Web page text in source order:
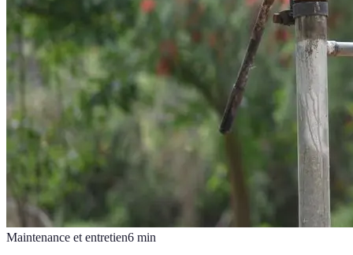
Maintenance et entretien6 min